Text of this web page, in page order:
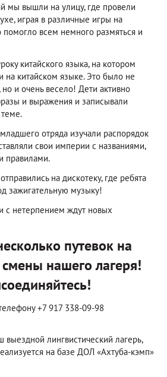
мы вышли на улицу, где провели
играя в различные игры на
помогло всем немного размяться и
китайского языка, на котором
на китайском языке. Это было не
но и очень весело! Дети активно
и выражения и записывали
отряда изучали распорядок
свои империи с названиями,
правилами.
на дискотеку, где ребята
зажигательную музыку!
с нетерпением ждут новых
путевок на
нашего лагеря!
+7 917 338-09-98
выездной лингвистический лагерь,
на базе ДОЛ «Ахтуба-кэмп»